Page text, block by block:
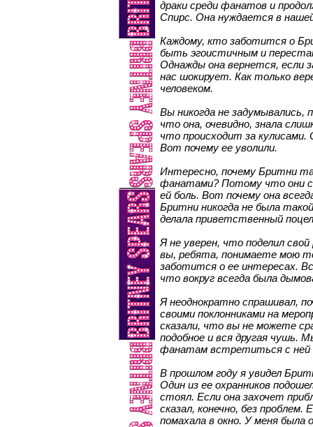
драки среди фанатов и
Спирс. Она нуждается в
Каждому, кто заботится о
быть эгоистичным и
Однажды она вернется, если
нас шокирует. Как только
человеком.
Вы никогда не задумывались,
что она, очевидно, знала
что происходит за
Вот почему ее уволили.
Интересно, почему Бритни
фанатами? Потому что они
ей боль. Вот почему она
Бритни никогда не была
делала приветственный
Я не уверен, что поделил
вы, ребята, понимаете мою
заботится о ее интересах.
что вокруг всегда была
Я неоднократно спрашивал,
своими поклонниками на
сказали, что вы не можете
подобное и вся другая чушь.
фанатам встретиться с ней
В прошлом году я увидел
Один из ее охранников
стоял. Если она захочет
сказал, конечно, без проблем.
помахала в окно. У меня